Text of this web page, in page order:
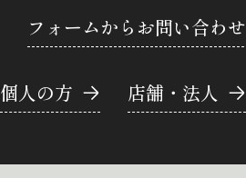
フォームからお問い合わせ
個人の方 店舗・法人